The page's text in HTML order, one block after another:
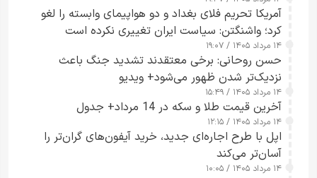
آمریکا تحریم فلای بغداد و دو هواپیمای وابسته را لغو
کرد؛ واشنگتن: سیاست ایران تغییری نکرده است
۱۴ مرداد ۱۴۰۵ / ۱۹:۰۷
حسن روحانی: برخی معتقدند تشدید جنگ باعث
نزدیک‌تر شدن ظهور می‌شود+ ویدیو
۱۴ مرداد ۱۴۰۵ / ۱۵:۴۹
آخرین قیمت طلا و سکه در 14 مرداد+ جدول
۱۴ مرداد ۱۴۰۵ / ۱۲:۱۵
اپل با طرح اجاره‌ای جدید، خرید آیفون‌های گران‌تر را
آسان‌تر می‌کند
۱۴ مرداد ۱۴۰۵ / ۱۰:۰۵